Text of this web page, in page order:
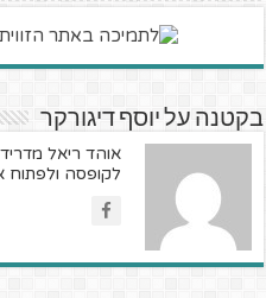
בקטנה על יוסף דיגורקר
אוהד ריאל
לקופסה ולפתוח